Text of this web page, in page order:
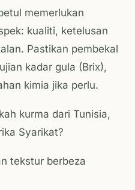
memerlukan
kualiti, ketelusan
Pastikan pembekal
kadar gula (Brix),
kimia jika perlu.
kurma dari Tunisia,
Syarikat?
tekstur berbeza